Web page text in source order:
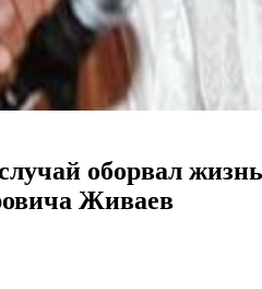
оборвал
Живаев